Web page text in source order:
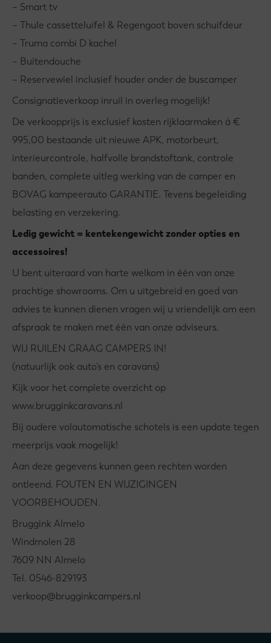
– Smart tv
– Thule cassetteluifel & Regengoot boven schuifdeur
– Truma combi D kachel
– Buitendouche
– Reservewiel inclusief houder onder de buscamper
Consignatieverkoop inruil in overleg mogelijk!
De verkoopprijs is exclusief kosten rijklaarmaken à €
995,00 bestaande uit nieuwe APK, motorbeurt,
interieurcontrole, halfvolle brandstoftank, controle
banden, complete uitleg werking van de camper en
BOVAG kampeerauto GARANTIE. Tevens begeleiding
belasting en verzekering.
Ledig gewicht = kentekengewicht zonder opties en
accessoires!
U bent uiteraard van harte welkom in één van onze
prachtige showrooms. Om u uitgebreid en goed van
advies te kunnen dienen vragen wij u vriendelijk om een
afspraak te maken met één van onze adviseurs.
WIJ RUILEN GRAAG CAMPERS IN!
(natuurlijk ook auto’s en caravans)
Kijk voor het complete overzicht op
www.brugginkcaravans.nl
Bij oudere volautomatische schotels is een update tegen
meerprijs vaak mogelijk!
Aan deze gegevens kunnen geen rechten worden
ontleend. FOUTEN EN WIJZIGINGEN
VOORBEHOUDEN.
Bruggink Almelo
Windmolen 28
7609 NN Almelo
Tel. 0546-829193
verkoop@brugginkcampers.nl